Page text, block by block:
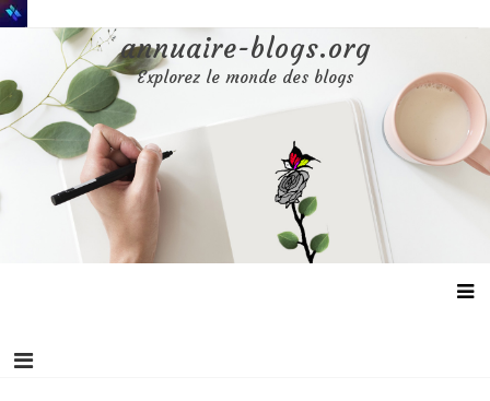
Aller
au
annuaire-blogs.org
Explorez le monde des blogs